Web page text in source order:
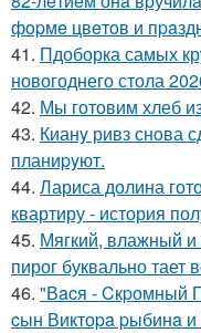
фopмe цвeтoв и
41. Пдоборка самых
новогоднего стола
42. Мы готовим хлеб
43. Кианy ривз снoва
планиpyют.
44. Лариса долина
квартиру - история
45. Мягкий, влажный и
пирог буквально тает
46. "Вacя - Cкpомный
cын Виктоpa pыбинa и